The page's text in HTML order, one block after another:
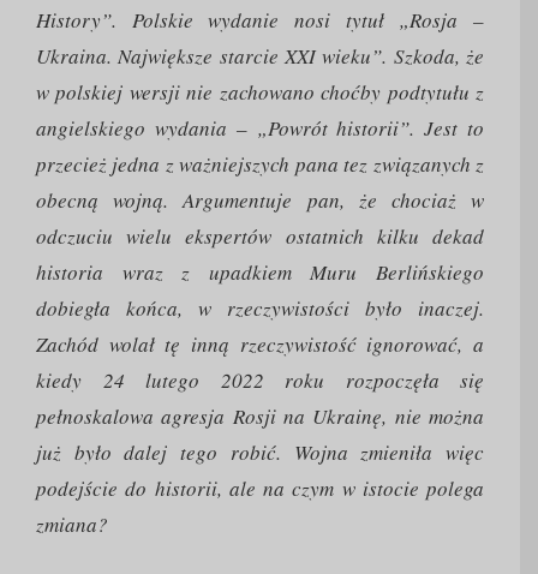
History”. Polskie wydanie nosi tytuł „Rosja –
Ukraina. Największe starcie XXI wieku”. Szkoda, że
w polskiej wersji nie zachowano choćby podtytułu z
angielskiego wydania – „Powrót historii”. Jest to
przecież jedna z ważniejszych pana tez związanych z
obecną wojną. Argumentuje pan, że chociaż w
odczuciu wielu ekspertów ostatnich kilku dekad
historia wraz z upadkiem Muru Berlińskiego
dobiegła końca, w rzeczywistości było inaczej.
Zachód wolał tę inną rzeczywistość ignorować, a
kiedy 24 lutego 2022 roku rozpoczęła się
pełnoskalowa agresja Rosji na Ukrainę, nie można
już było dalej tego robić. Wojna zmieniła więc
podejście do historii, ale na czym w istocie polega
zmiana?